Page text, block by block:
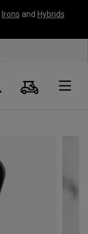
Irons and Hybrids
Panier